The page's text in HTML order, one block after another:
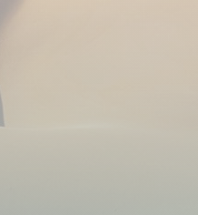
tout accompagné
réchauffer dans
où l’on prend le temps